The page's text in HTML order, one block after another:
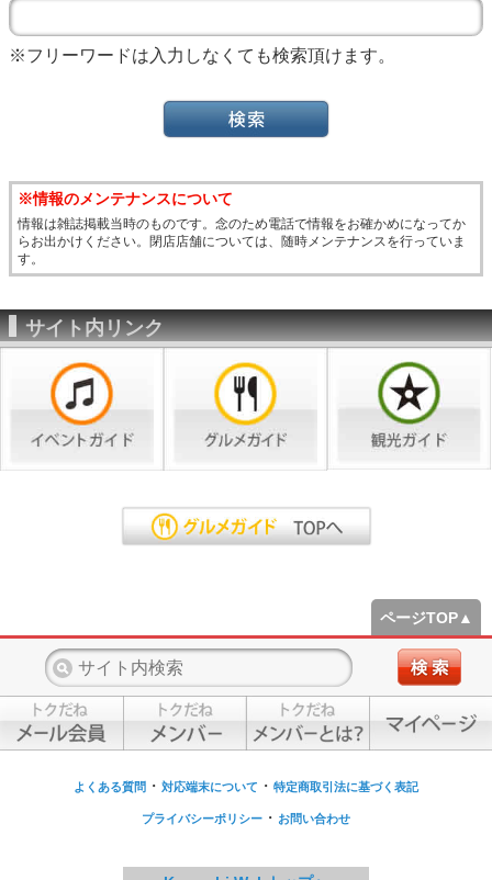
※フリーワードは入力しなくても検索頂けます。
※情報のメンテナンスについて
情報は雑誌掲載当時のものです。念のため電話で情報をお確かめになってか
らお出かけください。閉店店舗については、随時メンテナンスを行っていま
す。
サイト内リンク
ページTOP▲
よくある質問 ・ 対応端末について ・ 特定商取引法に基づく表記
プライバシーポリシー ・ お問い合わせ